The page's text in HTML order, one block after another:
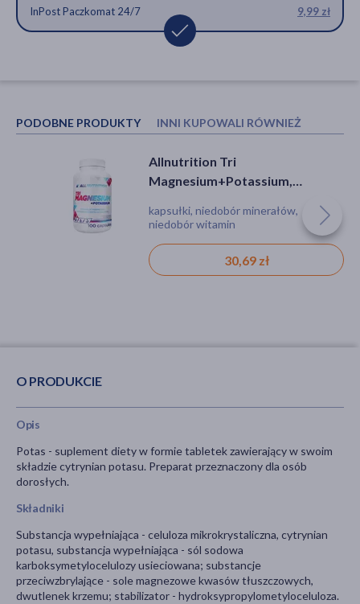
InPost Paczkomat 24/7
9,99 zł
PODOBNE PRODUKTY INNI KUPOWALI RÓWNIEŻ
Allnutrition Tri
Magnesium+Potassium,
kapsułki, niedobór minerałów,
niedobór witamin
30,69 zł
Olimp MagMAX B6, tabletki
powlekane, 50 szt.
tabletka, zmęczenie, drażliwość,
niepokój, skurcze
21,49 zł
O PRODUKCIE
Opis
Potas - suplement diety w formie tabletek zawierający w swoim
składzie cytrynian potasu. Preparat przeznaczony dla osób
dorosłych.
Składniki
Substancja wypełniająca - celuloza mikrokrystaliczna, cytrynian
potasu, substancja wypełniająca - sól sodowa
karboksymetylocelulozy usieciowana; substancje
przeciwzbrylające - sole magnezowe kwasów tłuszczowych,
dwutlenek krzemu; stabilizator - hydroksypropylometyloceluloza.